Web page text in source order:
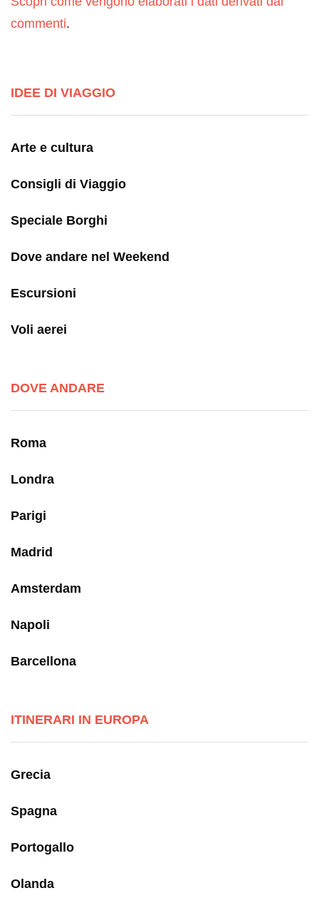
commenti.
IDEE DI VIAGGIO
Arte e cultura
Consigli di Viaggio
Speciale Borghi
Dove andare nel Weekend
Escursioni
Voli aerei
DOVE ANDARE
Roma
Londra
Parigi
Madrid
Amsterdam
Napoli
Barcellona
ITINERARI IN EUROPA
Grecia
Spagna
Portogallo
Olanda